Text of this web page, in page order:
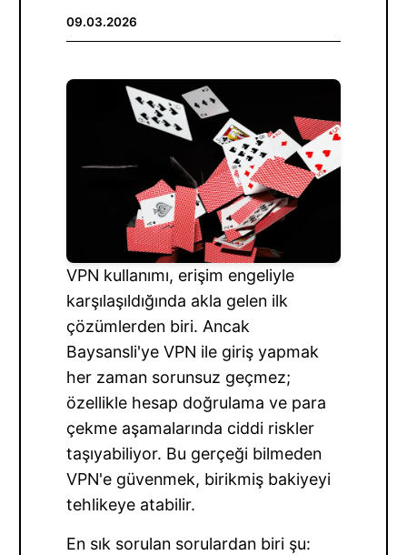
09.03.2026
VPN kullanımı, erişim engeliyle
karşılaşıldığında akla gelen ilk
çözümlerden biri. Ancak
Baysansli'ye VPN ile giriş yapmak
her zaman sorunsuz geçmez;
özellikle hesap doğrulama ve para
çekme aşamalarında ciddi riskler
taşıyabiliyor. Bu gerçeği bilmeden
VPN'e güvenmek, birikmiş bakiyeyi
tehlikeye atabilir.
En sık sorulan sorulardan biri şu: